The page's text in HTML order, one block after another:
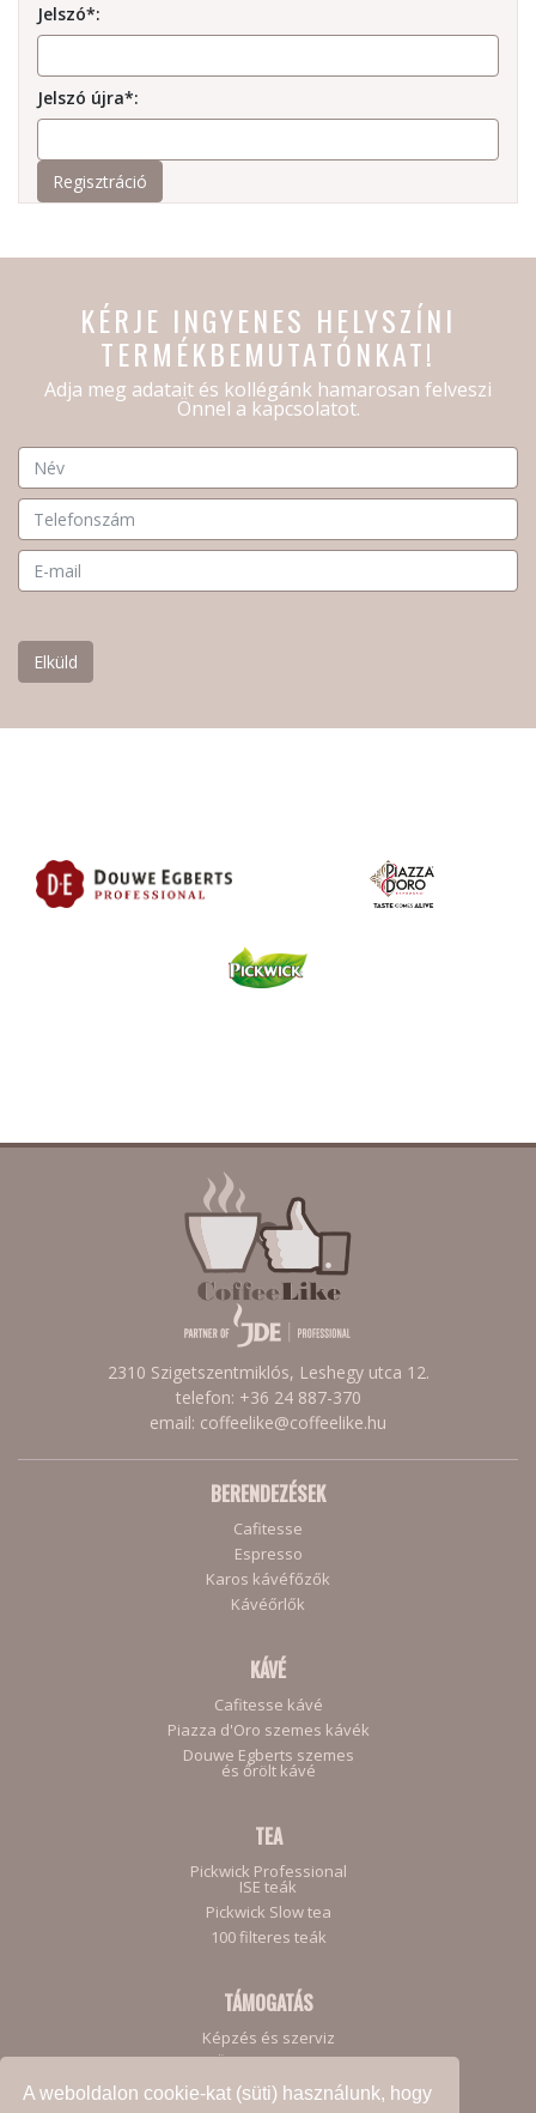
A weboldalon cookie-kat (süti) használunk, hogy
Jelszó*:
Jelszó újra*:
KÉRJE INGYENES HELYSZÍNI
TERMÉKBEMUTATÓNKAT!
Adja meg adatait és kollégánk hamarosan felveszi
Önnel a kapcsolatot.
2310 Szigetszentmiklós, Leshegy utca 12.
telefon: +36 24 887-370
email: coffeelike@coffeelike.hu
BERENDEZÉSEK
Cafitesse
Espresso
Karos kávéfőzők
Kávéőrlők
KÁVÉ
Cafitesse kávé
Piazza d'Oro szemes kávék
Douwe Egberts szemes
és őrölt kávé
TEA
Pickwick Professional
ISE teák
Pickwick Slow tea
100 filteres teák
TÁMOGATÁS
Képzés és szerviz
Ügyfeleinknek